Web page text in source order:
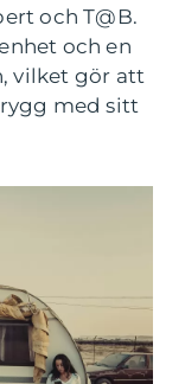
och T@B.
och en
vilket gör att
med sitt